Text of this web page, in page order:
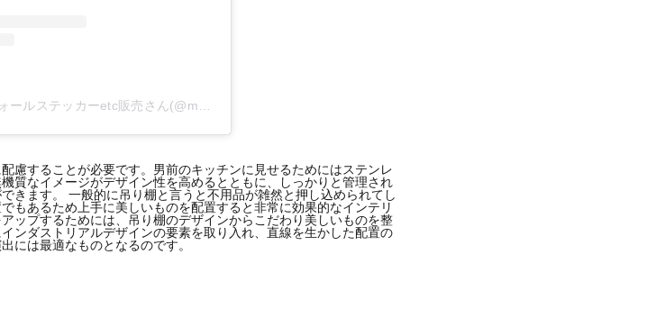
慮することが必要です。男前のキッチンに見せるためにはステンレ
質なイメージがデザイン性を高めるとともに、しっかりと管理され
きます。 一般的に吊り棚と言うと不用品が雑然と押し込められてし
もあるため上手に美しいものを配置すると非常に効果的なインテリ
ップするためには、吊り棚のデザインからこだわり美しいものを整
ンダストリアルデザインの要素を取り入れ、直線を生かした配置の
には最適なものとなるのです。